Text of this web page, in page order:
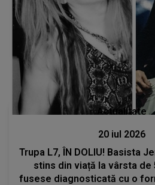
Actualitate
20 iul 2026
Trupa L7, ÎN DOLIU! Basista
stins din viață la vârsta de
fusese diagnosticată cu o